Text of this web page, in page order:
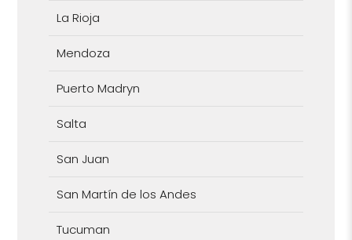
La Rioja
Mendoza
Puerto Madryn
Salta
San Juan
San Martín de los Andes
Tucuman